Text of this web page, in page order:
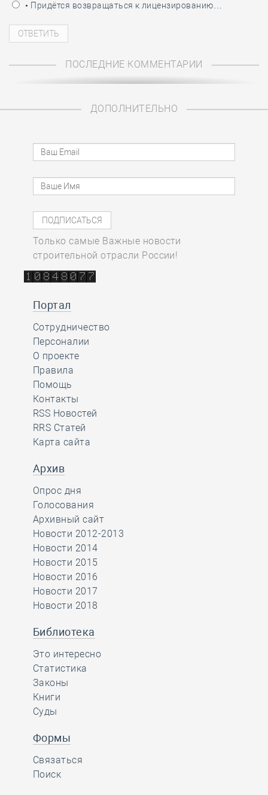
• Придётся возвращаться к лицензированию…
ПОСЛЕДНИЕ КОММЕНТАРИИ
ДОПОЛНИТЕЛЬНО
Только самые Важные новости
строительной отрасли России!
Портал
Сотрудничество
Персоналии
О проекте
Правила
Помощь
Контакты
RSS Новостей
RRS Статей
Карта сайта
Архив
Опрос дня
Голосования
Архивный сайт
Новости 2012-2013
Новости 2014
Новости 2015
Новости 2016
Новости 2017
Новости 2018
Библиотека
Это интересно
Статистика
Законы
Книги
Суды
Формы
Связаться
Поиск